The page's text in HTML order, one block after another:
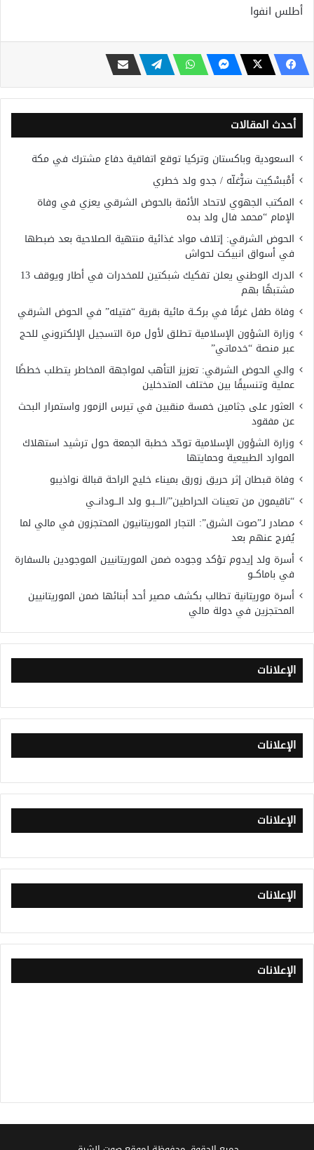
أطلس انفوا
أحدث المقالات
السعودية وباكستان وتركيا توقع اتفاقية دفاع مشترك في مكة
أَمْبسْكِيت سَرّْغلّه / جدو ولد خطري
المكتب الجهوي لاتحاد الأئمة بالحوض الشرقي يعزي في وفاة
الإمام “محمد فال ولد بده
الحوض الشرقي: إتلاف مواد غذائية منتهية الصلاحية بعد ضبطها
في أسواق انبيكت لحواش
الدرك الوطني يعلن تفكيك شبكتين للمخدرات في أطار ويوقف 13
مشتبهًا بهم
وفاة طفل غرقًا في بركــة مائية بقرية “فتيله” في الحوض الشرقي
وزارة الشؤون الإسلامية تطلق لأول مرة التسجيل الإلكتروني للحج
عبر منصة “خدماتي”
والي الحوض الشرقي: تعزيز التأهب لمواجهة المخاطر يتطلب خططًا
عملية وتنسيقًا بين مختلف المتدخلين
العثور على جثامين خمسة منقبين في تيرس الزمور واستمرار البحث
عن مفقود
وزارة الشؤون الإسلامية توحّد خطبة الجمعة حول ترشيد استهلاك
الموارد الطبيعية وحمايتها
وفاة قبطان إثر حريق زورق بميناء خليج الراحة قبالة نواذيبو
“ناقيمون من تعينات الحراطين”/الـــبـو ولد الـــودانــي
مصادر لـ”صوت الشرق”: التجار الموريتانيون المحتجزون في مالي لما
يُفرج عنهم بعد
أسرة ولد إيدوم تؤكد وجوده ضمن الموريتانيين الموجودين بالسفارة
في باماكــو
أسرة موريتانية تطالب بكشف مصير أحد أبنائها ضمن الموريتانيين
المحتجزين في دولة مالي
الإعلانات
الإعلانات
الإعلانات
الإعلانات
الإعلانات